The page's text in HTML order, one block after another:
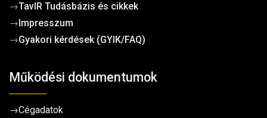
→TavIR Tudásbázis és cikkek
→ Impresszum
→Gyakori kérdések (GYIK/FAQ)
Működési dokumentumok
→Cégadatok